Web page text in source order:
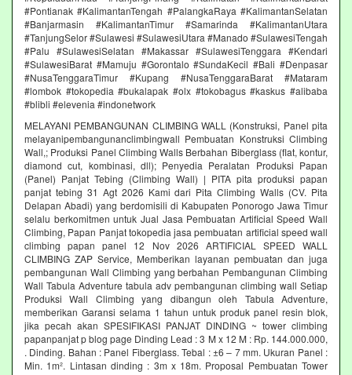
#Pontianak #KalimantanTengah #PalangkaRaya #KalimantanSelatan
#Banjarmasin #KalimantanTimur #Samarinda #KalimantanUtara
#TanjungSelor #Sulawesi #SulawesiUtara #Manado #SulawesiTengah
#Palu #SulawesiSelatan #Makassar #SulawesiTenggara #Kendari
#SulawesiBarat #Mamuju #Gorontalo #SundaKecil #Bali #Denpasar
#NusaTenggaraTimur #Kupang #NusaTenggaraBarat #Mataram
#lombok #tokopedia #bukalapak #olx #tokobagus #kaskus #alibaba
#blibli #elevenia #indonetwork
MELAYANI PEMBANGUNAN CLIMBING WALL (Konstruksi, Panel pita
melayanipembangunanclimbingwall Pembuatan Konstruksi Climbing
Wall,; Produksi Panel Climbing Walls Berbahan Biberglass (flat, kontur,
diamond cut, kombinasi, dll); Penyedia Peralatan Produksi Papan
(Panel) Panjat Tebing (Climbing Wall) | PITA pita produksi papan
panjat tebing 31 Agt 2026 Kami dari Pita Climbing Walls (CV. Pita
Delapan Abadi) yang berdomisili di Kabupaten Ponorogo Jawa Timur
selalu berkomitmen untuk Jual Jasa Pembuatan Artificial Speed Wall
Climbing, Papan Panjat tokopedia jasa pembuatan artificial speed wall
climbing papan panel 12 Nov 2026 ARTIFICIAL SPEED WALL
CLIMBING ZAP Service, Memberikan layanan pembuatan dan juga
pembangunan Wall Climbing yang berbahan Pembangunan Climbing
Wall Tabula Adventure tabula adv pembangunan climbing wall Setiap
Produksi Wall Climbing yang dibangun oleh Tabula Adventure,
memberikan Garansi selama 1 tahun untuk produk panel resin blok,
jika pecah akan SPESIFIKASI PANJAT DINDING ~ tower climbing
papanpanjat p blog page Dinding Lead : 3 M x 12 M : Rp. 144.000.000,
. Dinding. Bahan : Panel Fiberglass. Tebal : ±6 – 7 mm. Ukuran Panel :
Min. 1m². Lintasan dinding : 3m x 18m. Proposal Pembuatan Tower